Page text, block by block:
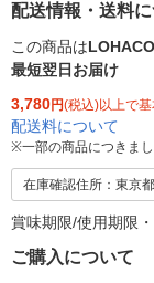
配送情報・送料
この商品はLOHACO
最短翌日お届け
3,780円(税込)以上で
配送料について
※一部の商品につきま
在庫確認住所：東京
賞味期限/使用期限
ご購入について